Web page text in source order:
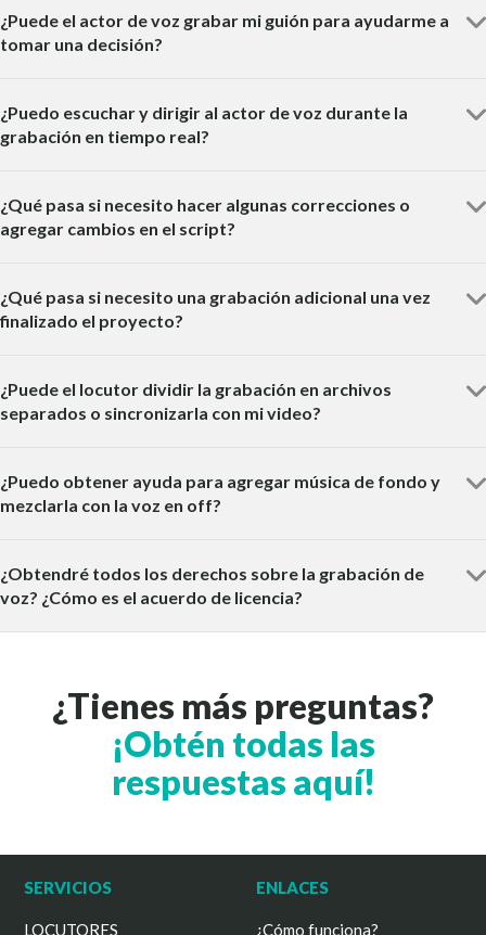
¿Puede el actor de voz grabar mi guión para ayudarme a
tomar una decisión?
¿Puedo escuchar y dirigir al actor de voz durante la
grabación en tiempo real?
¿Qué pasa si necesito hacer algunas correcciones o
agregar cambios en el script?
¿Qué pasa si necesito una grabación adicional una vez
finalizado el proyecto?
¿Puede el locutor dividir la grabación en archivos
separados o sincronizarla con mi video?
¿Puedo obtener ayuda para agregar música de fondo y
mezclarla con la voz en off?
¿Obtendré todos los derechos sobre la grabación de
voz? ¿Cómo es el acuerdo de licencia?
¿Tienes más preguntas?
¡Obtén todas las
respuestas aquí!
SERVICIOS
LOCUTORES
ENLACES
¿Cómo funciona?